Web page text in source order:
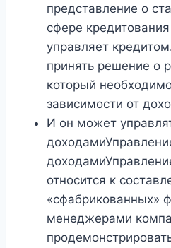
представление о
сфере
управляет
принять решение о
который
зависимости от
И он может
относится к
«сфабрикованных»
менеджерами